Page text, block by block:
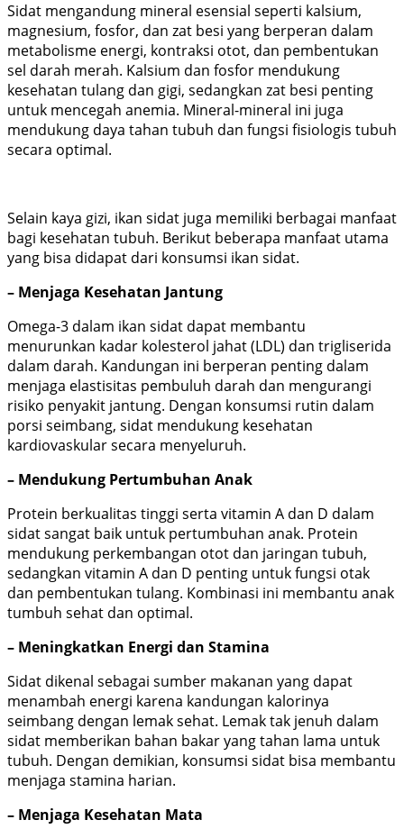
Sidat mengandung mineral esensial seperti kalsium,
magnesium, fosfor, dan zat besi yang berperan dalam
metabolisme energi, kontraksi otot, dan pembentukan
sel darah merah. Kalsium dan fosfor mendukung
kesehatan tulang dan gigi, sedangkan zat besi penting
untuk mencegah anemia. Mineral-mineral ini juga
mendukung daya tahan tubuh dan fungsi fisiologis tubuh
secara optimal.
Selain kaya gizi, ikan sidat juga memiliki berbagai manfaat
bagi kesehatan tubuh. Berikut beberapa manfaat utama
yang bisa didapat dari konsumsi ikan sidat.
– Menjaga Kesehatan Jantung
Omega-3 dalam ikan sidat dapat membantu
menurunkan kadar kolesterol jahat (LDL) dan trigliserida
dalam darah. Kandungan ini berperan penting dalam
menjaga elastisitas pembuluh darah dan mengurangi
risiko penyakit jantung. Dengan konsumsi rutin dalam
porsi seimbang, sidat mendukung kesehatan
kardiovaskular secara menyeluruh.
– Mendukung Pertumbuhan Anak
Protein berkualitas tinggi serta vitamin A dan D dalam
sidat sangat baik untuk pertumbuhan anak. Protein
mendukung perkembangan otot dan jaringan tubuh,
sedangkan vitamin A dan D penting untuk fungsi otak
dan pembentukan tulang. Kombinasi ini membantu anak
tumbuh sehat dan optimal.
– Meningkatkan Energi dan Stamina
Sidat dikenal sebagai sumber makanan yang dapat
menambah energi karena kandungan kalorinya
seimbang dengan lemak sehat. Lemak tak jenuh dalam
sidat memberikan bahan bakar yang tahan lama untuk
tubuh. Dengan demikian, konsumsi sidat bisa membantu
menjaga stamina harian.
– Menjaga Kesehatan Mata